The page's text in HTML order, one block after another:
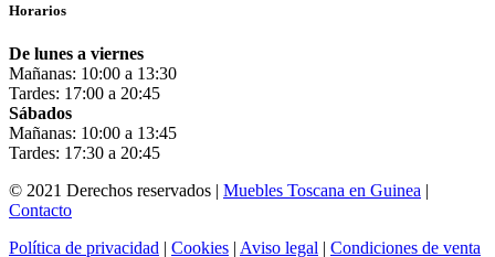
Horarios
De lunes a viernes
Mañanas: 10:00 a 13:30
Tardes: 17:00 a 20:45
Sábados
Mañanas: 10:00 a 13:45
Tardes: 17:30 a 20:45
© 2021 Derechos reservados | Muebles Toscana en Guinea |
Contacto
Política de privacidad | Cookies | Aviso legal | Condiciones de venta